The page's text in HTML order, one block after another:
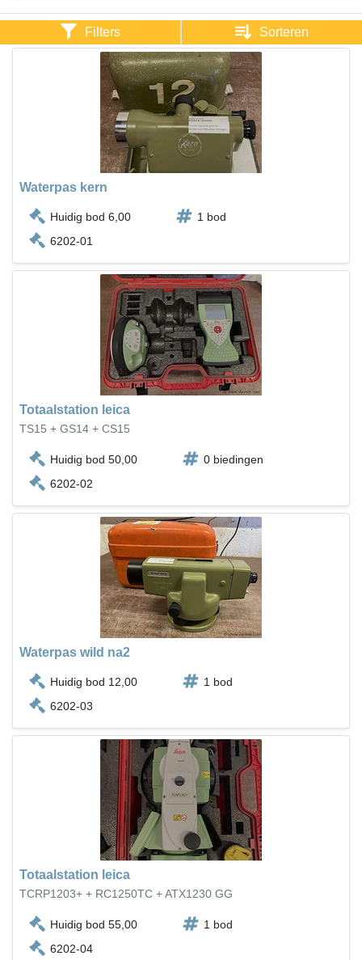
Filters Sorteren
Waterpas kern
Huidig bod 6,00
1 bod
6202-01
Totaalstation leica
TS15 + GS14 + CS15
Huidig bod 50,00
0 biedingen
6202-02
Waterpas wild na2
Huidig bod 12,00
1 bod
6202-03
Totaalstation leica
TCRP1203+ + RC1250TC + ATX1230 GG
Huidig bod 55,00
1 bod
6202-04